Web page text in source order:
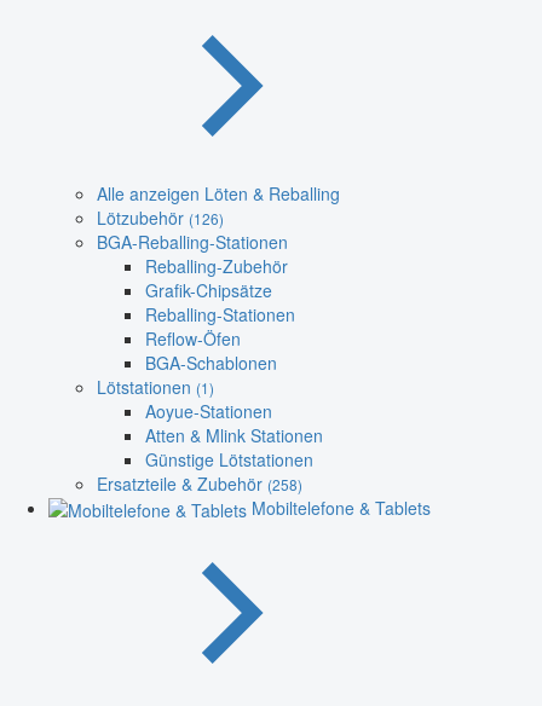
Alle anzeigen Löten & Reballing
Lötzubehör (126)
BGA-Reballing-Stationen
Reballing-Zubehör
Grafik-Chipsätze
Reballing-Stationen
Reflow-Öfen
BGA-Schablonen
Lötstationen (1)
Aoyue-Stationen
Atten & Mlink Stationen
Günstige Lötstationen
Ersatzteile & Zubehör (258)
Mobiltelefone & Tablets